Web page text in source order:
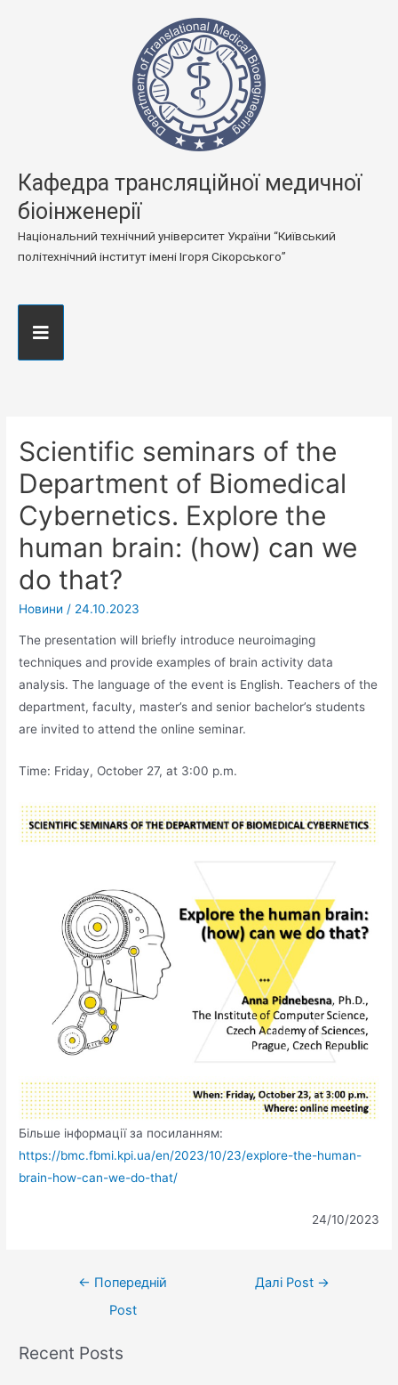
Кафедра трансляційної медичної
біоінженерії
Національний технічний університет України “Київський
політехнічний інститут імені Ігоря Сікорського”
Scientific seminars of the
Department of Biomedical
Cybernetics. Explore the
human brain: (how) can we
do that?
Новини / 24.10.2023
The presentation will briefly introduce neuroimaging
techniques and provide examples of brain activity data
analysis. The language of the event is English. Teachers of the
department, faculty, master’s and senior bachelor’s students
are invited to attend the online seminar.
Time: Friday, October 27, at 3:00 p.m.
Більше інформації за посиланням:
https://bmc.fbmi.kpi.ua/en/2023/10/23/explore-the-human-
brain-how-can-we-do-that/
24/10/2023
← Попередній
Post
Далі Post →
Recent Posts